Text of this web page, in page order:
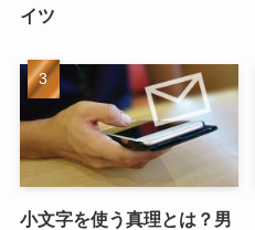
イツ
小文字を使う真理とは？男